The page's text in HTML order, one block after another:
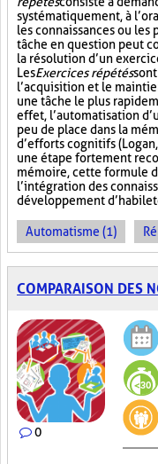
systématiquement, à
les connaissances ou les
tâche en question peut
la résolution d’un
LesExercices répétés
l’acquisition et le
une tâche le plus
effet, l’automatisation
peu de place dans la
d’efforts cognitifs
une étape fortement
mémoire, cette formule
l’intégration des
développement
Automatisme (1)
COMPARAISON DES
0